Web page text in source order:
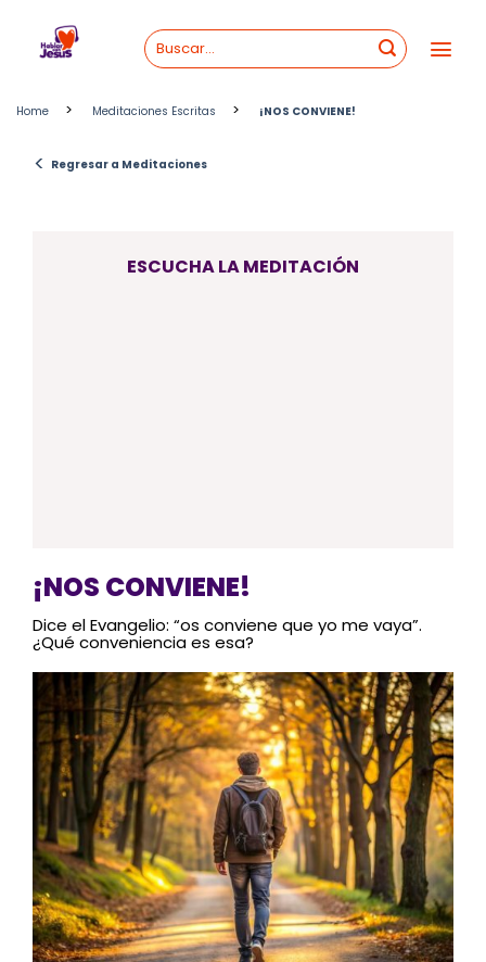
content
Home > Meditaciones Escritas > ¡NOS CONVIENE!
< Regresar a Meditaciones
ESCUCHA LA MEDITACIÓN
¡NOS CONVIENE!
Dice el Evangelio: “os conviene que yo me vaya”.
¿Qué conveniencia es esa?